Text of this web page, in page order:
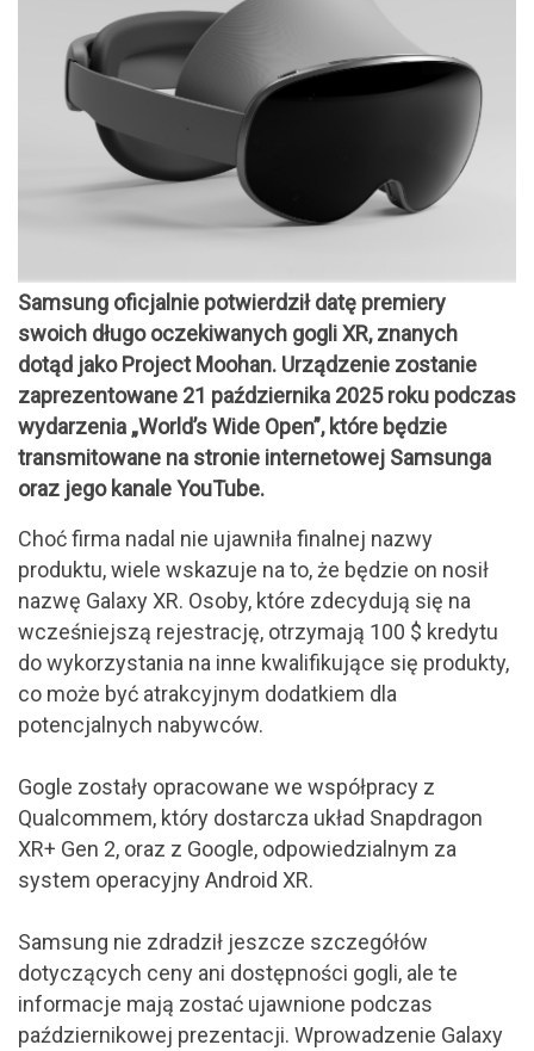
Samsung oficjalnie potwierdził datę premiery
swoich długo oczekiwanych gogli XR, znanych
dotąd jako Project Moohan. Urządzenie zostanie
zaprezentowane 21 października 2025 roku podczas
wydarzenia „World’s Wide Open”, które będzie
transmitowane na stronie internetowej Samsunga
oraz jego kanale YouTube.
Choć firma nadal nie ujawniła finalnej nazwy
produktu, wiele wskazuje na to, że będzie on nosił
nazwę Galaxy XR. Osoby, które zdecydują się na
wcześniejszą rejestrację, otrzymają 100 $ kredytu
do wykorzystania na inne kwalifikujące się produkty,
co może być atrakcyjnym dodatkiem dla
potencjalnych nabywców.
Gogle zostały opracowane we współpracy z
Qualcommem, który dostarcza układ Snapdragon
XR+ Gen 2, oraz z Google, odpowiedzialnym za
system operacyjny Android XR.
Samsung nie zdradził jeszcze szczegółów
dotyczących ceny ani dostępności gogli, ale te
informacje mają zostać ujawnione podczas
październikowej prezentacji. Wprowadzenie Galaxy